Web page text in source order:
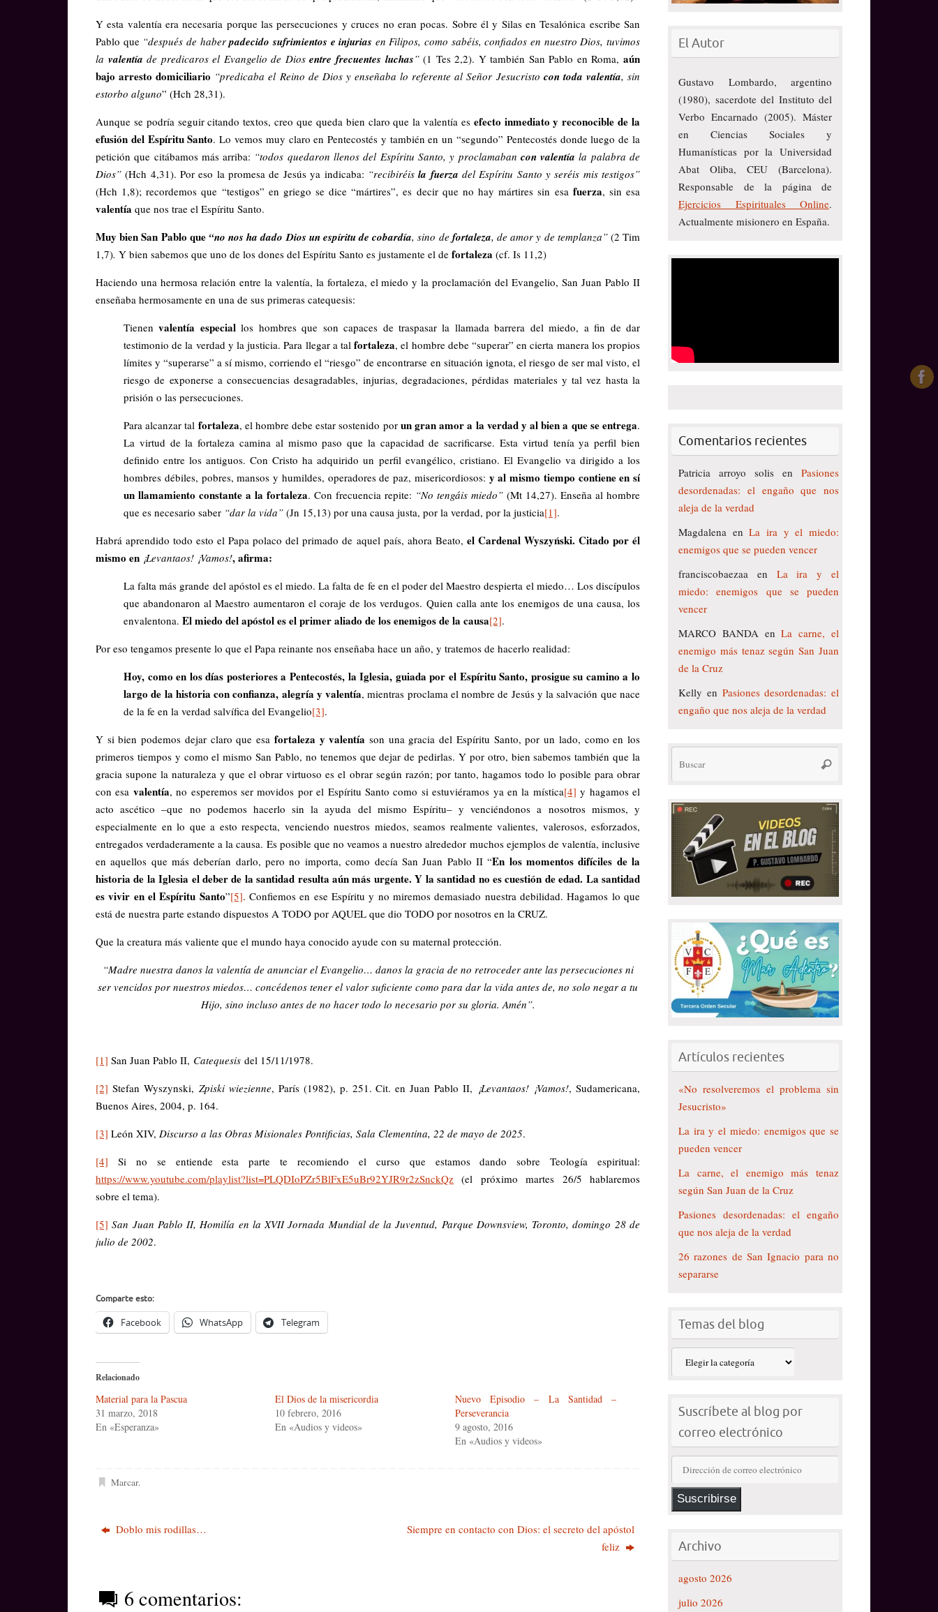
Y esta valentía era necesaria porque las persecuciones y cruces no eran pocas. Sobre él y Silas en Tesalónica escribe San
Pablo que “después de haberpadecido sufrimientos e injurias en Filipos, como sabéis, confiados en nuestro Dios, tuvimos
la valentía de predicaros el Evangelio de Diosentre frecuentes luchas”(1 Tes 2,2). Y también San Pablo en Roma,aún
bajo arresto domiciliario “predicaba el Reino de Dios y enseñaba lo referente al Señor Jesucristo con toda valentía, sin
estorbo alguno” (Hch 28,31).
Aunque se podría seguir citando textos, creo que queda bien claro que la valentía es efecto inmediato y reconocible de la
efusión del Espíritu Santo. Lo vemos muy claro en Pentecostés y también en un “segundo” Pentecostés donde luego de la
petición que citábamos más arriba: “todos quedaron llenos del Espíritu Santo, y proclamaban con valentía la palabra de
Dios” (Hch 4,31). Por eso la promesa de Jesús ya indicaba: “recibiréisla fuerza del Espíritu Santo y seréis mis testigos”
(Hch 1,8); recordemos que “testigos” en griego se dice “mártires”, es decir que no hay mártires sin esa fuerza, sin esa
valentía que nos trae el Espíritu Santo.
Muy bien San Pablo que“no nos ha dado Dios unespíritu de cobardía, sino de fortaleza, de amor y de templanza” (2 Tim
1,7). Y bien sabemos que uno de los dones del Espíritu Santo es justamente el de fortaleza (cf. Is 11,2)
Haciendo una hermosa relación entre la valentía, la fortaleza, el miedo y la proclamación del Evangelio, San Juan Pablo II
enseñaba hermosamente en una de sus primeras catequesis:
Tienenvalentía especial los hombres que son capaces de traspasar la llamada barrera del miedo, a fin de dar
testimonio de la verdad y la justicia. Para llegar a talfortaleza, el hombre debe “superar” en cierta manera los propios
límites y “superarse” a sí mismo, corriendo el “riesgo” de encontrarse en situación ignota, el riesgo de ser mal visto, el
riesgo de exponerse a consecuencias desagradables, injurias, degradaciones, pérdidas materiales y tal vez hasta la
prisión o las persecuciones.
Para alcanzar tal fortaleza, el hombre debe estar sostenido por un gran amor a la verdad y al bien a que se entrega.
La virtud de la fortaleza camina al mismo paso que la capacidad de sacrificarse. Esta virtud tenía ya perfil bien
definido entre los antiguos. Con Cristo ha adquirido un perfil evangélico, cristiano. El Evangelio va dirigido a los
hombres débiles, pobres, mansos y humildes, operadores de paz, misericordiosos: y al mismo tiempo contiene en sí
un llamamiento constante a la fortaleza. Con frecuencia repite: “No tengáis miedo” (Mt 14,27). Enseña al hombre
que es necesario saber “dar la vida” (Jn 15,13) por una causa justa, por la verdad, por la justicia[1].
Habrá aprendido todo esto el Papa polaco del primado de aquel país, ahora Beato, el Cardenal Wyszyński. Citado por él
mismo en ¡Levantaos! ¡Vamos!, afirma:
La falta más grande del apóstol es el miedo. La falta de fe en el poder del Maestro despierta el miedo… Los discípulos
que abandonaron al Maestro aumentaron el coraje de los verdugos. Quien calla ante los enemigos de una causa, los
envalentona. El miedo del apóstol es el primer aliado de los enemigos de la causa[2].
Por eso tengamos presente lo que el Papa reinante nos enseñaba hace un año, y tratemos de hacerlo realidad:
Hoy, como en los días posteriores a Pentecostés, la Iglesia, guiada por el Espíritu Santo, prosigue su camino a lo
largo de la historia con confianza, alegría y valentía, mientras proclama el nombre de Jesús y la salvación que nace
de la fe en la verdad salvífica del Evangelio[3].
Y si bien podemos dejar claro que esa fortaleza y valentía son una gracia del Espíritu Santo, por un lado, como en los
primeros tiempos y como el mismo San Pablo, no tenemos que dejar de pedirlas. Y por otro, bien sabemos también que la
gracia supone la naturaleza y que el obrar virtuoso es el obrar según razón; por tanto, hagamos todo lo posible para obrar
con esa valentía, no esperemos ser movidos por el Espíritu Santo como si estuviéramos ya en la mística[4] y hagamos el
acto ascético –que no podemos hacerlo sin la ayuda del mismo Espíritu– y venciéndonos a nosotros mismos, y
especialmente en lo que a esto respecta, venciendo nuestros miedos, seamos realmente valientes, valerosos, esforzados,
entregados verdaderamente a la causa. Es posible que no veamos a nuestro alrededor muchos ejemplos de valentía, inclusive
en aquellos que más deberían darlo, pero no importa, como decía San Juan Pablo II “En los momentos difíciles de la
historia de la Iglesia el deber de la santidad resulta aún más urgente. Y la santidad no es cuestión de edad. La santidad
es vivir en el Espíritu Santo”[5]. Confiemos en ese Espíritu y no miremos demasiado nuestra debilidad. Hagamos lo que
está de nuestra parte estando dispuestos A TODO por AQUEL que dio TODO por nosotros en la CRUZ.
Que la creatura más valiente que el mundo haya conocido ayude con su maternal protección.
“Madre nuestra danos la valentía de anunciar el Evangelio… danos la gracia de no retroceder ante las persecuciones ni
ser vencidos por nuestros miedos… concédenos tener el valor suficiente como para dar la vida antes de, no solo negar a tu
Hijo, sino incluso antes de no hacer todo lo necesario por su gloria. Amén”.
[1] San Juan Pablo II, Catequesis del 15/11/1978.
[2] Stefan Wyszynski, Zpiski wiezienne, París (1982), p. 251. Cit. en Juan Pablo II, ¡Levantaos! ¡Vamos!, Sudamericana,
Buenos Aires, 2004, p. 164.
[3] León XIV, Discurso a las Obras Misionales Pontificias, Sala Clementina, 22 de mayo de 2025.
[4] Si no se entiende esta parte te recomiendo el curso que estamos dando sobre Teología espiritual:
https://www.youtube.com/playlist?list=PLQDIoPZr5BlFxE5uBr92YJR9r2zSnckQz (el próximo martes 26/5 hablaremos
sobre el tema).
[5] San Juan Pablo II, Homilía en la XVII Jornada Mundial de la Juventud, Parque Downsview, Toronto, domingo 28 de
julio de 2002.
Comparte esto:
Facebook WhatsApp Telegram
Relacionado
Material para la Pascua
31 marzo, 2018
En «Esperanza»
El Dios de la misericordia
10 febrero, 2016
En «Audios y videos»
Nuevo Episodio – La Santidad –
Perseverancia
9 agosto, 2016
En «Audios y videos»
Marcar.
Doblo mis rodillas…
Siempre en contacto con Dios: el secreto del apóstol
feliz
6 comentarios:
El Autor
Gustavo Lombardo, argentino
(1980), sacerdote del Instituto del
Verbo Encarnado (2005). Máster
en Ciencias Sociales y
Humanísticas por la Universidad
Abat Oliba, CEU (Barcelona).
Responsable de la página de
Ejercicios Espirituales Online.
Actualmente misionero en España.
Comentarios recientes
Patricia arroyo solis en Pasiones
desordenadas: el engaño que nos
aleja de la verdad
Magdalena enLa ira y el miedo:
enemigos que se pueden vencer
franciscobaezaa en La ira y el
miedo: enemigos que se pueden
vencer
MARCO BANDAenLa carne, el
enemigo más tenaz según San Juan
de la Cruz
Kelly en Pasiones desordenadas: el
engaño que nos aleja de la verdad
Buscar
Artículos recientes
«No resolveremos el problema sin
Jesucristo»
La ira y el miedo: enemigos que se
pueden vencer
La carne, el enemigo más tenaz
según San Juan de la Cruz
Pasiones desordenadas: el engaño
que nos aleja de la verdad
26 razones de San Ignacio para no
separarse
Temas del blog
del
Suscríbete al blog por
correo electrónico
de
correo
electrónico
Suscribirse
Archivo
agosto 2026
julio 2026